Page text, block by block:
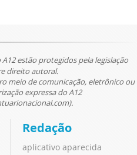
estão protegidos pela legislação
direito autoral.
meio de comunicação, eletrônico ou
expressa do A12
Redação
aplicativo aparecida